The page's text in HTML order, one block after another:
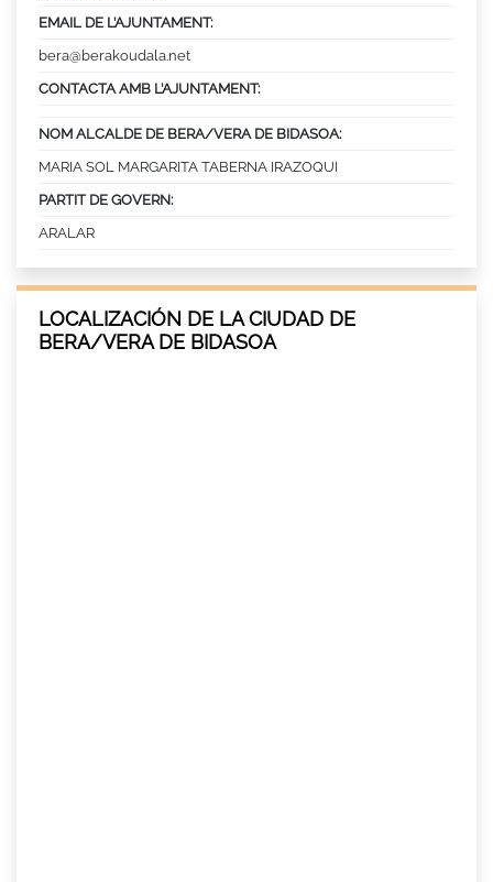
EMAIL DE L’AJUNTAMENT:
bera@berakoudala.net
CONTACTA AMB L’AJUNTAMENT:
NOM ALCALDE DE BERA/VERA DE BIDASOA:
MARIA SOL MARGARITA TABERNA IRAZOQUI
PARTIT DE GOVERN:
ARALAR
LOCALIZACIÓN DE LA CIUDAD DE
BERA/VERA DE BIDASOA